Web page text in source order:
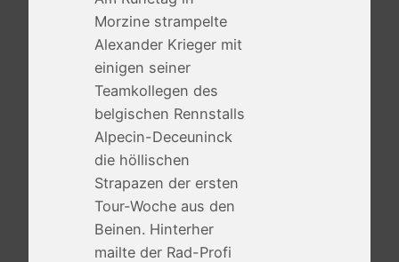
Morzine strampelte
Alexander Krieger mit
einigen seiner
Teamkollegen des
belgischen Rennstalls
Alpecin-Deceuninck
die höllischen
Strapazen der ersten
Tour-Woche aus den
Beinen. Hinterher
mailte der Rad-Profi